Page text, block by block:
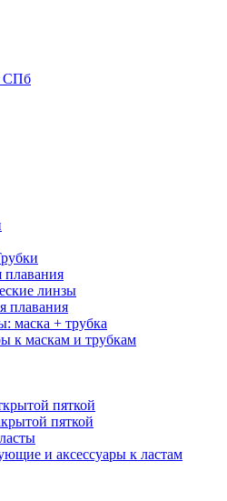
СПб
плавания
линзы
плавания
маска + трубка
к маскам и трубкам
пяткой
пяткой
и аксессуары к ластам